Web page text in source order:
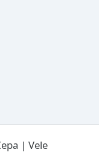
| Vele